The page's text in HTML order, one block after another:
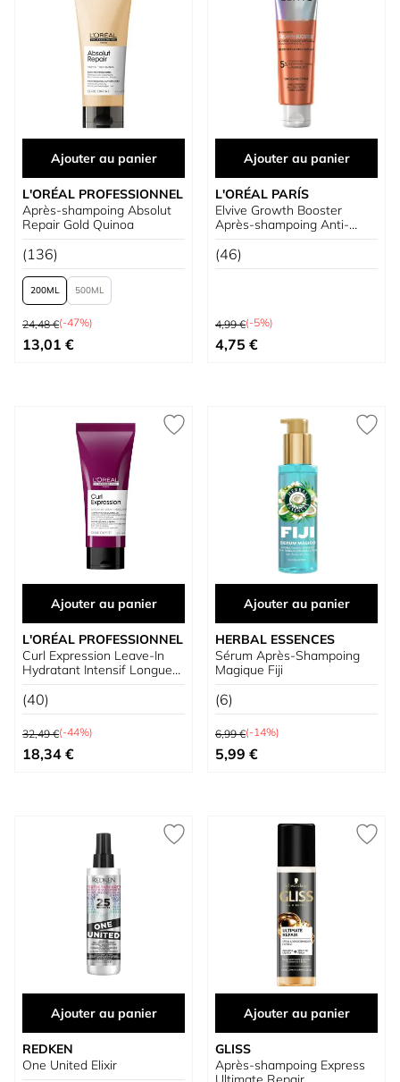
Ajouter au panier
L'ORÉAL PROFESSIONNEL
Après-shampoing Absolut
Repair Gold Quinoa
(136)
200 500
Prix normal
24,48 €(-47%)
À partir de
13,01 €
Ajouter au panier
L'ORÉAL PARÍS
Elvive Growth Booster
Après-shampoing Anti-
chute
(46)
Prix normal
4,99 €(-5%)
Prix spécial
4,75 €
Ajouter au panier
L'ORÉAL PROFESSIONNEL
Curl Expression Leave-In
Hydratant Intensif Longue
Durée
(40)
Prix normal
32,49 €(-44%)
Prix spécial
18,34 €
Ajouter au panier
HERBAL ESSENCES
Sérum Après-Shampoing
Magique Fiji
(6)
Prix normal
6,99 €(-14%)
Prix spécial
5,99 €
Ajouter au panier
REDKEN
One United Elixir
Ajouter au panier
GLISS
Après-shampoing Express